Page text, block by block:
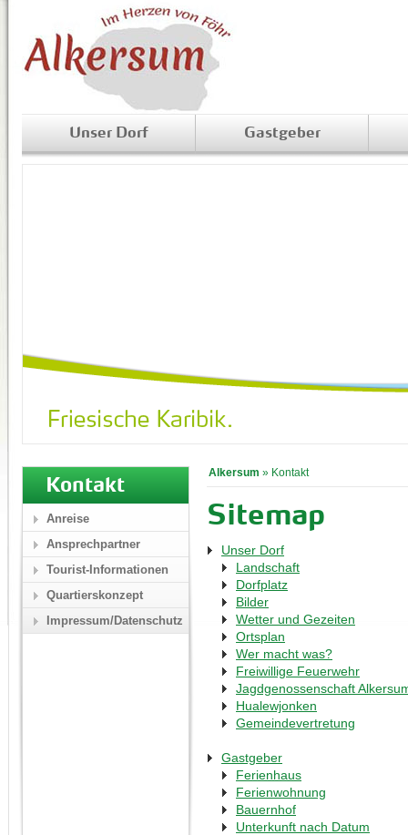
Unser Dorf Gastgeber
Alkersum » Kontakt
Sitemap
Unser Dorf
Landschaft
Dorfplatz
Bilder
Wetter und Gezeiten
Ortsplan
Wer macht was?
Freiwillige Feuerwehr
Jagdgenossenschaft
Hualewjonken
Gemeindevertretung
Gastgeber
Ferienhaus
Ferienwohnung
Bauernhof
Unterkunft nach Datum
Kontakt
Anreise
Ansprechpartner
Tourist-Informationen
Quartierskonzept
Impressum/Datenschutz